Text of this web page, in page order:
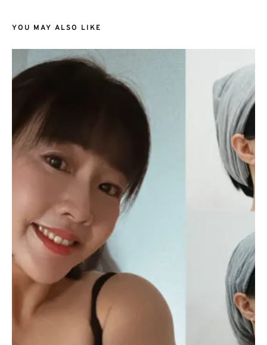
YOU MAY ALSO LIKE